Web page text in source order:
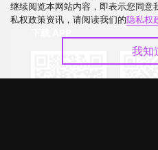
继续阅览本网站内容，即表示您同
私权政策资讯，请阅读我们的隐私权
我知